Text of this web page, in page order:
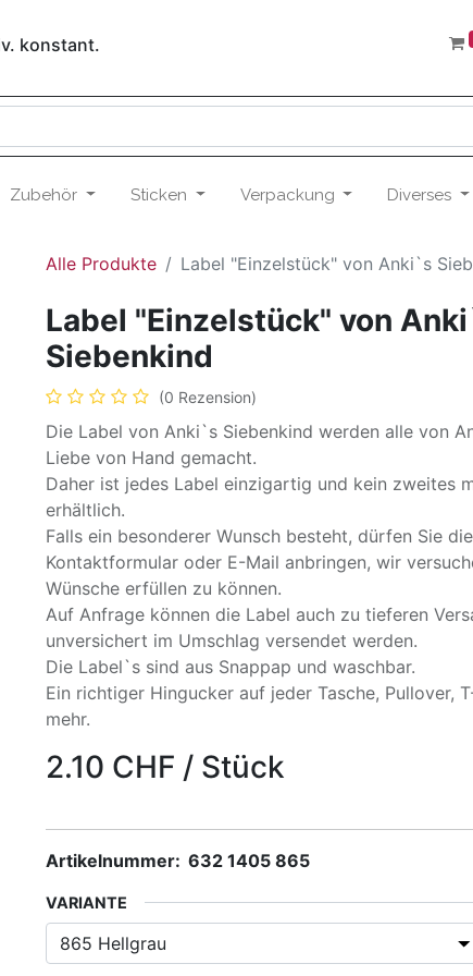
konstant.
Zubehör Sticken Verpackung Diverses
Alle Produkte Label "Einzelstück" von Anki`s
Label "Einzelstück" von
Siebenkind
(0 Rezension)
Die Label von Anki`s Siebenkind werden alle von
Liebe von Hand gemacht.
Daher ist jedes Label einzigartig und kein zweites
erhältlich.
Falls ein besonderer Wunsch besteht, dürfen Sie
Kontaktformular oder E-Mail anbringen, wir
Wünsche erfüllen zu können.
Auf Anfrage können die Label auch zu tieferen
unversichert im Umschlag versendet werden.
Die Label`s sind aus Snappap und waschbar.
Ein richtiger Hingucker auf jeder Tasche, Pullover,
mehr.
2.10 CHF / Stück
Artikelnummer: 632 1405 865
VARIANTE